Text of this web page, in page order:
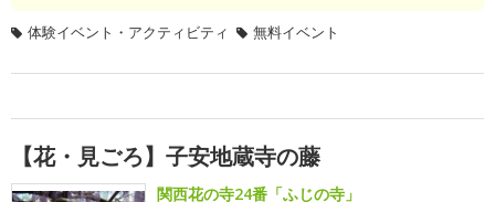
体験イベント・アクティビティ 無料イベント
【花・見ごろ】子安地蔵寺の藤
関西花の寺24番「ふじの寺」